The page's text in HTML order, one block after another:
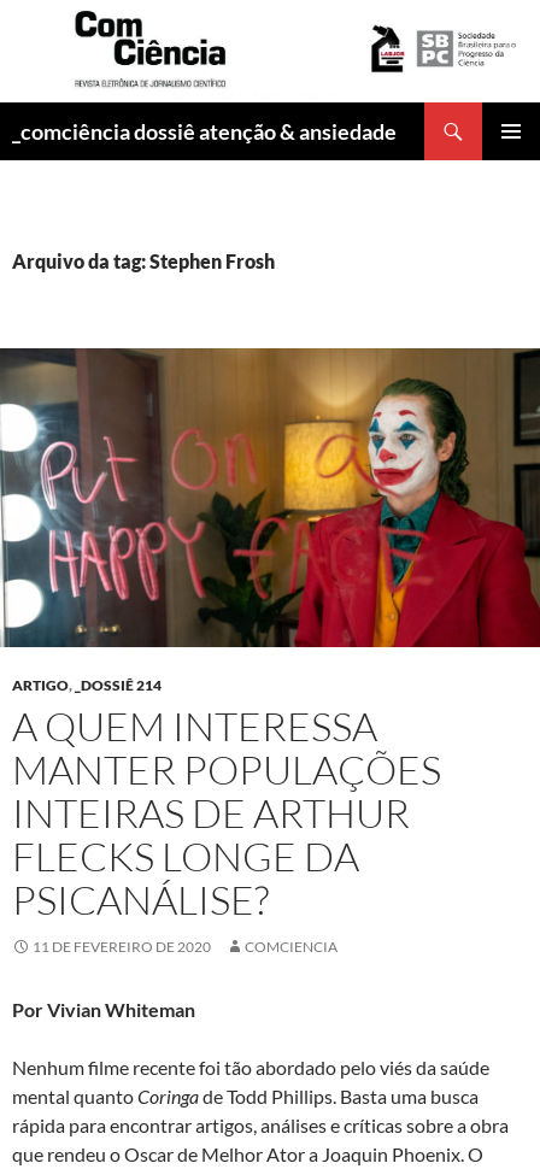
_comciência dossiê atenção & ansiedade
Arquivo da tag: Stephen Frosh
ARTIGO, _DOSSIÊ 214
A QUEM INTERESSA
MANTER POPULAÇÕES
INTEIRAS DE ARTHUR
FLECKS LONGE DA
PSICANÁLISE?
11 DE FEVEREIRO DE 2020 COMCIENCIA
Por Vivian Whiteman
Nenhum filme recente foi tão abordado pelo viés da saúde
mental quantoCoringade Todd Phillips. Basta uma busca
rápida para encontrar artigos, análises e críticas sobre a obra
que rendeu o Oscar de Melhor Ator a Joaquin Phoenix. O